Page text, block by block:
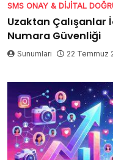
SMS ONAY & DIJITAL
Uzaktan Çalışanlar
Numara Güvenliği
Sunumları 22 Temmuz